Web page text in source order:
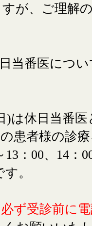
が、ご理解
当番医につい
は休日当番
患者様の診
：00、14：
。
必ず受診前に